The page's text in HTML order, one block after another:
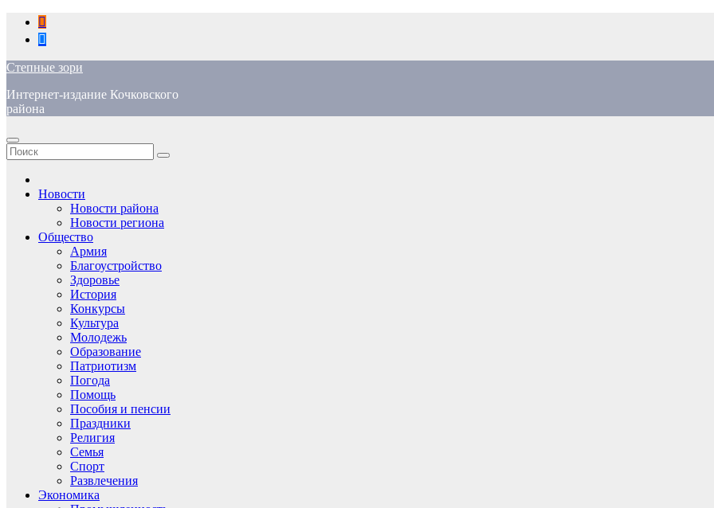
Перейти
содержимому
Степные зори
Интернет-издание Кочковского
района
Новости
Новости района
Новости региона
Общество
Армия
Благоустройство
Здоровье
История
Конкурсы
Культура
Молодежь
Образование
Патриотизм
Погода
Помощь
Пособия и пенсии
Праздники
Религия
Семья
Спорт
Развлечения
Экономика